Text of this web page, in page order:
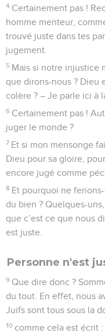
4 Certainement pas !
homme menteur,
trouvé juste dans tes
jugement.
5 Mais si notre injustice
que dirons-nous ? Dieu
colère ? – Je parle ici à
6 Certainement pas !
juger le monde ?
7 Et si mon mensonge
Dieu pour sa gloire,
encore jugé comme
8 Et pourquoi ne
du bien ? Quelques-
que c’est ce que nous
est juste.
Personne n'est
9 Que dire donc ?
du tout. En effet, nous
Juifs sont tous sous la
10 comme cela est écrit